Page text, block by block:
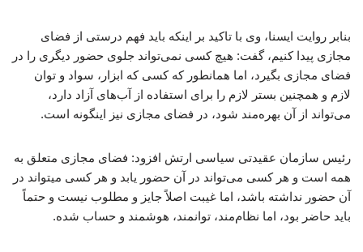
بنابر روایت ایسنا، وی با تاکید بر اینکه باید فهم درستی از فضای
مجازی پیدا کنیم، گفت: هیچ کسی نمی‌تواند جلوی حضور دیگری را در
فضای مجازی بگیرد، اما همانطور که کسی که ابزار، سواد و توان
لازم و همچنین بستر لازم را برای استفاده از آب‌های آزاد دارد،
می‌تواند از آن بهره‌مند شود، در فضای مجازی نیز اینگونه است.
رئیس سازمان عقیدتی سیاسی ارتش افزود: فضای مجازی متعلق به
همه است و هر کسی می‌تواند در آن حضور یابد و هر کسی میتواند در
آن حضور نداشته باشد، اما غیبت اصلاً جایز و مطلوب نیست و حتماً
باید حاضر بود، اما نظام‌مند، توانمند، هوشمند و حساب شده.